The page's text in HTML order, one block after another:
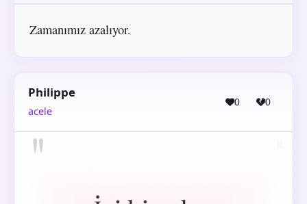
Zamanımız azalıyor.
Philippe
acele
0 0